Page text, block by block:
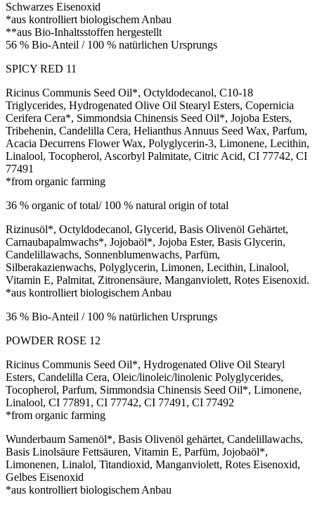
Schwarzes Eisenoxid
*aus kontrolliert biologischem Anbau
**aus Bio-Inhaltsstoffen hergestellt
56 % Bio-Anteil / 100 % natürlichen Ursprungs
SPICY RED 11
Ricinus Communis Seed Oil*, Octyldodecanol, C10-18
Triglycerides, Hydrogenated Olive Oil Stearyl Esters, Copernicia
Cerifera Cera*, Simmondsia Chinensis Seed Oil*, Jojoba Esters,
Tribehenin, Candelilla Cera, Helianthus Annuus Seed Wax, Parfum,
Acacia Decurrens Flower Wax, Polyglycerin-3, Limonene, Lecithin,
Linalool, Tocopherol, Ascorbyl Palmitate, Citric Acid, CI 77742, CI
77491
*from organic farming
36 % organic of total/ 100 % natural origin of total
Rizinusöl*, Octyldodecanol, Glycerid, Basis Olivenöl Gehärtet,
Carnaubapalmwachs*, Jojobaöl*, Jojoba Ester, Basis Glycerin,
Candelillawachs, Sonnenblumenwachs, Parfüm,
Silberakazienwachs, Polyglycerin, Limonen, Lecithin, Linalool,
Vitamin E, Palmitat, Zitronensäure, Manganviolett, Rotes Eisenoxid.
*aus kontrolliert biologischem Anbau
36 % Bio-Anteil / 100 % natürlichen Ursprungs
POWDER ROSE 12
Ricinus Communis Seed Oil*, Hydrogenated Olive Oil Stearyl
Esters, Candelilla Cera, Oleic/linoleic/linolenic Polyglycerides,
Tocopherol, Parfum, Simmondsia Chinensis Seed Oil*, Limonene,
Linalool, CI 77891, CI 77742, CI 77491, CI 77492
*from organic farming
Wunderbaum Samenöl*, Basis Olivenöl gehärtet, Candelillawachs,
Basis Linolsäure Fettsäuren, Vitamin E, Parfüm, Jojobaöl*,
Limonenen, Linalol, Titandioxid, Manganviolett, Rotes Eisenoxid,
Gelbes Eisenoxid
*aus kontrolliert biologischem Anbau